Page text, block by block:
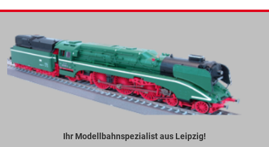
Ihr Modellbahnspezialist aus Leipzig!